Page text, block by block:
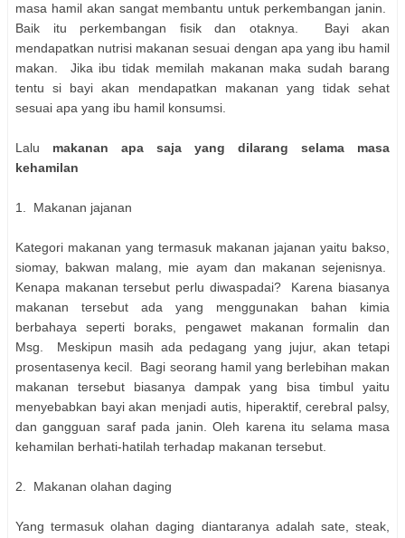
masa hamil akan sangat membantu untuk perkembangan janin.
Baik itu perkembangan fisik dan otaknya. Bayi akan
mendapatkan nutrisi makanan sesuai dengan apa yang ibu hamil
makan. Jika ibu tidak memilah makanan maka sudah barang
tentu si bayi akan mendapatkan makanan yang tidak sehat
sesuai apa yang ibu hamil konsumsi.
Lalu makanan apa saja yang dilarang selama masa
kehamilan
1. Makanan jajanan
Kategori makanan yang termasuk makanan jajanan yaitu bakso,
siomay, bakwan malang, mie ayam dan makanan sejenisnya.
Kenapa makanan tersebut perlu diwaspadai? Karena biasanya
makanan tersebut ada yang menggunakan bahan kimia
berbahaya seperti boraks, pengawet makanan formalin dan
Msg. Meskipun masih ada pedagang yang jujur, akan tetapi
prosentasenya kecil. Bagi seorang hamil yang berlebihan makan
makanan tersebut biasanya dampak yang bisa timbul yaitu
menyebabkan bayi akan menjadi autis, hiperaktif, cerebral palsy,
dan gangguan saraf pada janin. Oleh karena itu selama masa
kehamilan berhati-hatilah terhadap makanan tersebut.
2. Makanan olahan daging
Yang termasuk olahan daging diantaranya adalah sate, steak,